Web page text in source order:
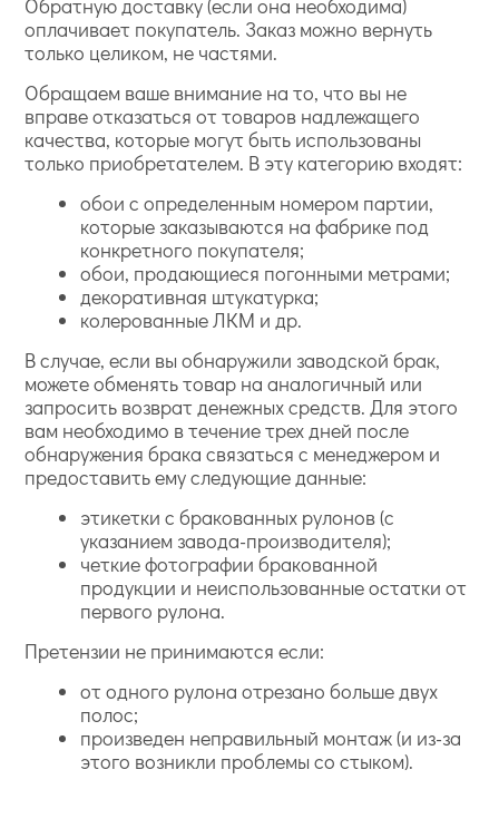
Обратную доставку (если она необходима)
оплачивает покупатель. Заказ можно вернуть
только целиком, не частями.
Обращаем ваше внимание на то, что вы не
вправе отказаться от товаров надлежащего
качества, которые могут быть использованы
только приобретателем. В эту категорию входят:
обои с определенным номером партии,
которые заказываются на фабрике под
конкретного покупателя;
обои, продающиеся погонными метрами;
декоративная штукатурка;
колерованные ЛКМ и др.
В случае, если вы обнаружили заводской брак,
можете обменять товар на аналогичный или
запросить возврат денежных средств. Для этого
вам необходимо в течение трех дней после
обнаружения брака связаться с менеджером и
предоставить ему следующие данные:
этикетки с бракованных рулонов (с
указанием завода-производителя);
четкие фотографии бракованной
продукции и неиспользованные остатки от
первого рулона.
Претензии не принимаются если:
от одного рулона отрезано больше двух
полос;
произведен неправильный монтаж (и из-за
этого возникли проблемы со стыком).